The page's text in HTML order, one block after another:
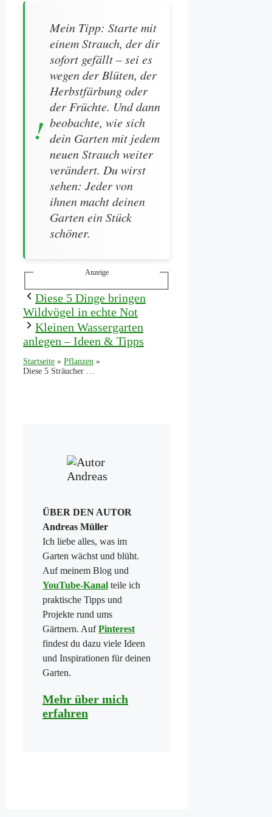
Mein Tipp: Starte mit
einem Strauch, der dir
sofort gefällt – sei es
wegen der Blüten, der
Herbstfärbung oder
der Früchte. Und dann
beobachte, wie sich
dein Garten mit jedem
neuen Strauch weiter
verändert. Du wirst
sehen: Jeder von
ihnen macht deinen
Garten ein Stück
schöner.
Anzeige
Diese 5 Dinge bringen
Wildvögel in echte Not
Kleinen Wassergarten
anlegen – Ideen & Tipps
Startseite » Pflanzen »
Diese 5 Sträucher machen jeden Garten schöner
ÜBER DEN AUTOR
Andreas Müller
Ich liebe alles, was im
Garten wächst und blüht.
Auf meinem Blog und
YouTube-Kanal teile ich
praktische Tipps und
Projekte rund ums
Gärtnern. AufPinterest
findest du dazu viele Ideen
und Inspirationen für deinen
Garten.
Mehr über mich
erfahren